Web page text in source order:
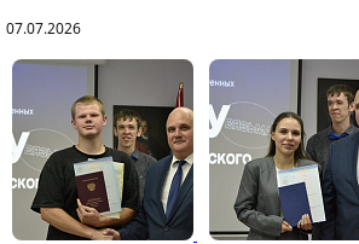
07.07.2026